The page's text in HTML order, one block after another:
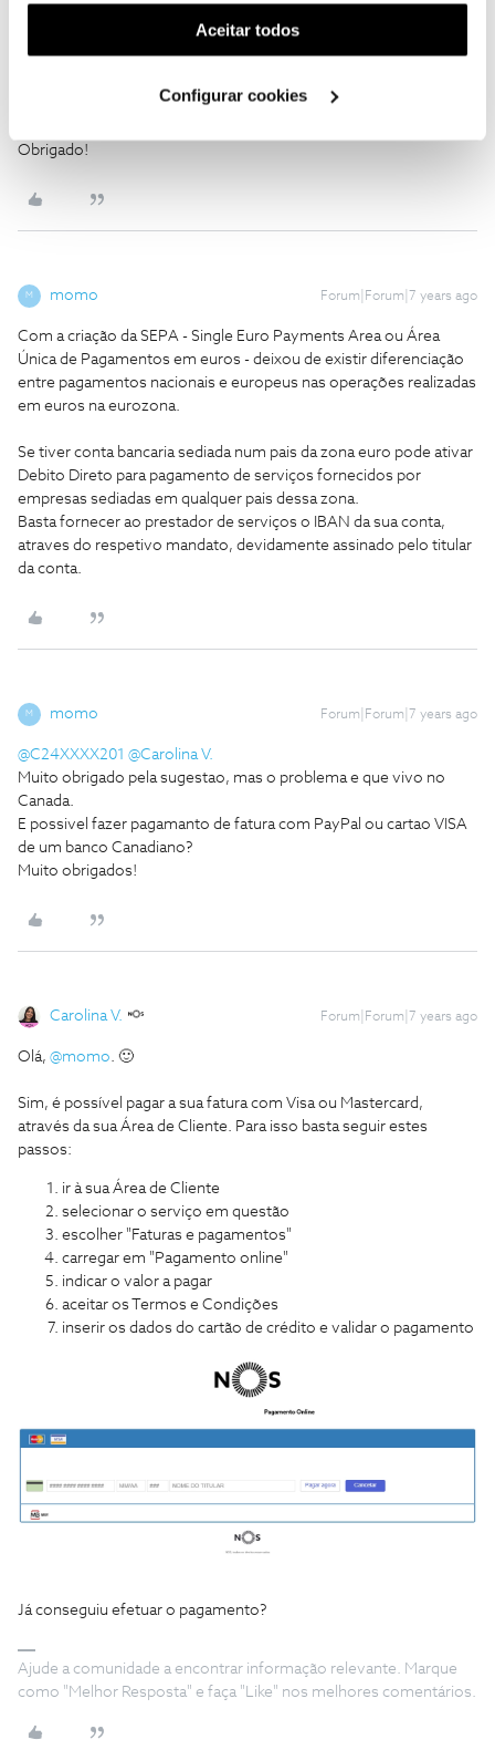
(cookies de publicidade personalizada). Pode gerir a
utilização dos cookies clicando em "Configurar
Aceitar todos
Configurar cookies
E possivel pagar a fatura do meu "hotspot" do estrangeiro,
Obrigado!
M momo Forum|Forum|7 years ago
Com a criação da SEPA - Single Euro Payments Area ou Área
Única de Pagamentos em euros - deixou de existir diferenciação
entre pagamentos nacionais e europeus nas operações realizadas
em euros na eurozona.
Se tiver conta bancaria sediada num pais da zona euro pode ativar
Debito Direto para pagamento de serviços fornecidos por
empresas sediadas em qualquer pais dessa zona.
Basta fornecer ao prestador de serviços o IBAN da sua conta,
atraves do respetivo mandato, devidamente assinado pelo titular
da conta.
M momo Forum|Forum|7 years ago
@C24XXXX201 @Carolina V.
Muito obrigado pela sugestao, mas o problema e que vivo no
Canada.
E possivel fazer pagamanto de fatura com PayPal ou cartao VISA
de um banco Canadiano?
Muito obrigados!
Carolina V. Forum|Forum|7 years ago
Olá, @momo . 🙂
Sim, é possível pagar a sua fatura com Visa ou Mastercard,
através da sua Área de Cliente. Para isso basta seguir estes
passos:
ir à sua Área de Cliente
selecionar o serviço em questão
escolher "Faturas e pagamentos"
carregar em "Pagamento online"
indicar o valor a pagar
aceitar os Termos e Condições
inserir os dados do cartão de crédito e validar o pagamento
Já conseguiu efetuar o pagamento?
Ajude a comunidade a encontrar informação relevante. Marque
como "Melhor Resposta" e faça "Like" nos melhores comentários.